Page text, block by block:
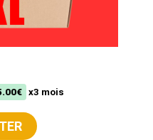
x3 mois